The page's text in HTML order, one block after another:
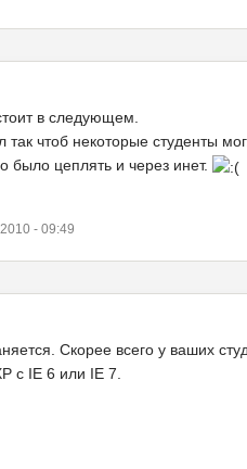
в следующем.
чтоб некоторые студенты
цеплять и через инет.
- 09:49
Скорее всего у ваших
с IE 6 или IE 7.